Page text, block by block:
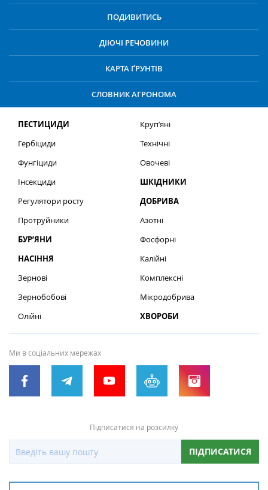
ПОДИВИТИСЬ
ДІЮЧІ РЕЧОВИНИ
КАРТА ҐРУНТІВ
СЛОВНИК АГРОНОМА
ПЕСТИЦИДИ
Гербіциди
Фунгіциди
Інсекциди
Регулятори росту
Протруйники
БУР’ЯНИ
НАСІННЯ
Зернові
Зернобобові
Олійні
Круп’яні
Технічні
Овочеві
ШКІДНИКИ
ДОБРИВА
Азотні
Фосфорні
Калійні
Комплексні
Мікродобрива
ХВОРОБИ
Ми в соціальних мережах
Підписатися на розсилку
ПІДПИСАТИСЯ